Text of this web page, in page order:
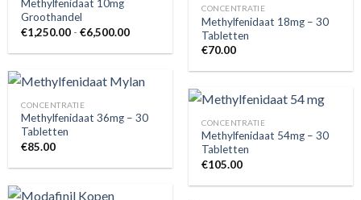
Methylfenidaat 10mg
Groothandel
€1,250.00 - €6,500.00Prijsklasse:
tot
CONCENTRATIE
Methylfenidaat 18mg – 30
Tabletten
€70.00
CONCENTRATIE
Methylfenidaat 36mg – 30
Tabletten
€85.00
CONCENTRATIE
Methylfenidaat 54mg – 30
Tabletten
€105.00